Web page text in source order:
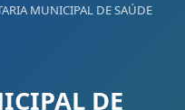
MUNICIPAL DE SAÚDE
DE